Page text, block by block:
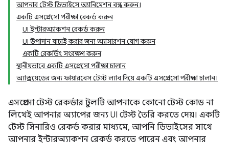
আপনার টেস্ট ডিভাইসে অ্যানিমেশন বন্ধ করুন।
একটি এসপ্রেসো পরীক্ষা রেকর্ড করুন
UI ইন্টারঅ্যাকশন রেকর্ড করুন
UI উপাদান যাচাই করার জন্য অ্যাসারশন যোগ করুন
একটি রেকর্ডিং সংরক্ষণ করুন
স্থানীয়ভাবে একটি এসপ্রেসো পরীক্ষা চালান
অ্যান্ড্রয়েডের জন্য ফায়ারবেস টেস্ট ল্যাব দিয়ে একটি এসপ্রেসো পরীক্ষা চালান।
এসপ্রেসো টেস্ট রেকর্ডার টুলটি আপনাকে কোনো টেস্ট কোড না
লিখেই আপনার অ্যাপের জন্য UI টেস্ট তৈরি করতে দেয়। একটি
টেস্ট সিনারিও রেকর্ড করার মাধ্যমে, আপনি ডিভাইসের সাথে
আপনার ইন্টারঅ্যাকশন রেকর্ড করতে পারেন এবং আপনার